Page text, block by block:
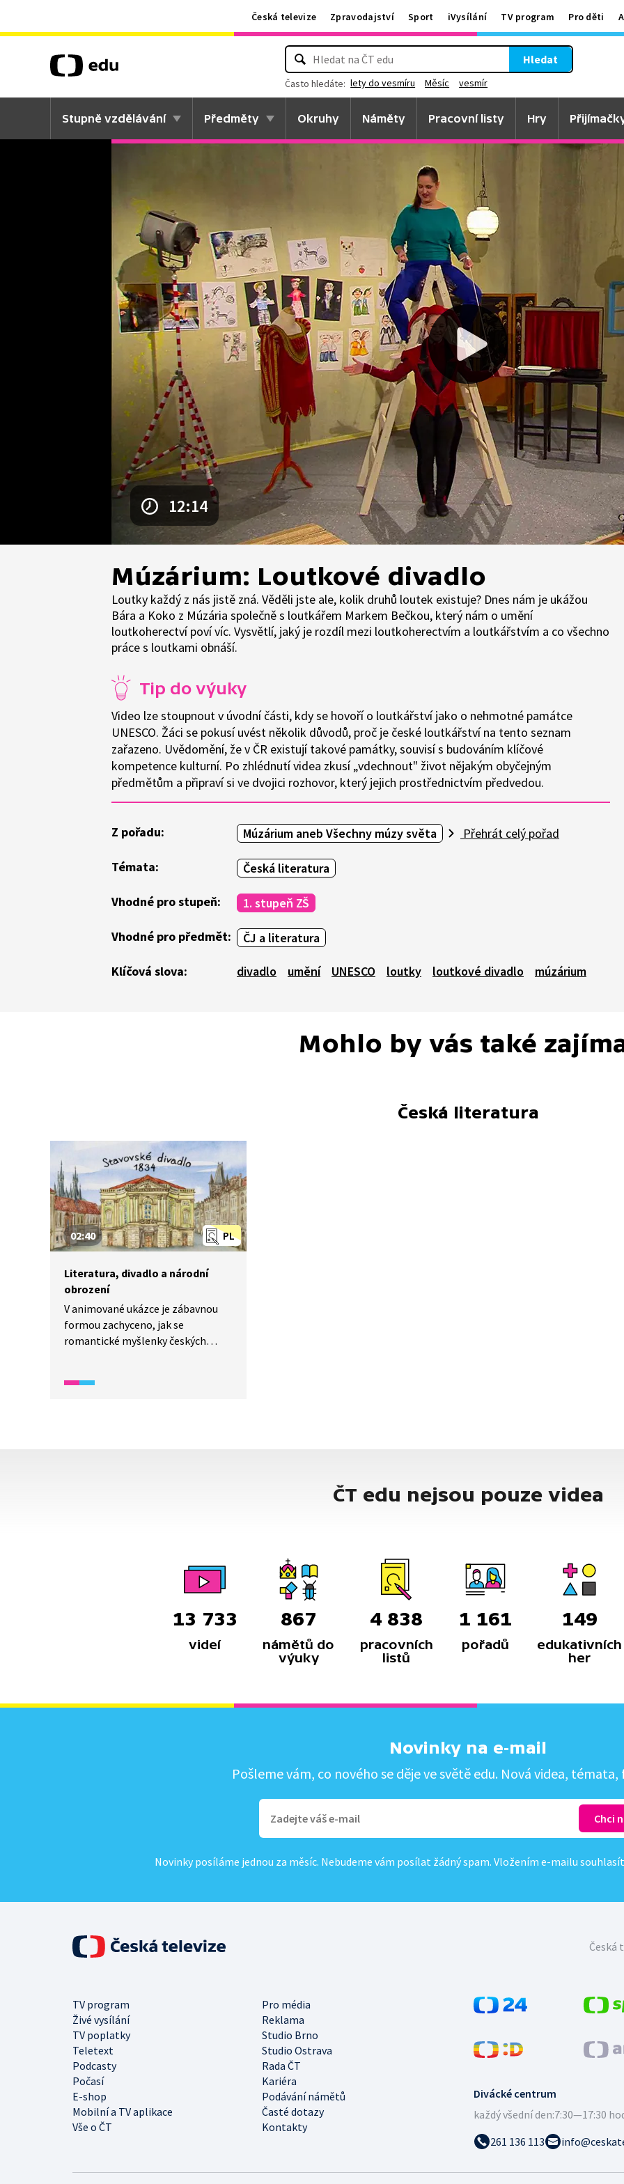
Česká televize Zpravodajství Sport iVysílání TV program Pro děti
Hledat
Často hledáte: lety do vesmíru Měsíc vesmír
Stupně vzdělávání Předměty Okruhy Náměty Pracovní listy Hry
12:14
Múzárium: Loutkové divadlo
Loutky každý z nás jistě zná. Věděli jste ale, kolik druhů loutek existuje? Dnes nám je ukážou
Bára a Koko z Múzária společně s loutkářem Markem Bečkou, který nám o umění
loutkoherectví poví víc. Vysvětlí, jaký je rozdíl mezi loutkoherectvím a loutkářstvím a co všechno
práce s loutkami obnáší.
Tip do výuky
Video lze stoupnout v úvodní části, kdy se hovoří o loutkářství jako o nehmotné památce
UNESCO. Žáci se pokusí uvést několik důvodů, proč je české loutkářství na tento seznam
zařazeno. Uvědomění, že v ČR existují takové památky, souvisí s budováním klíčové
kompetence kulturní. Po zhlédnutí videa zkusí „vdechnout" život nějakým obyčejným
předmětům a připraví si ve dvojici rozhovor, který jejich prostřednictvím předvedou.
Z pořadu: Múzárium aneb Všechny múzy světa Přehrát celý pořad
Témata: Česká literatura
Vhodné pro stupeň: 1. stupeň ZŠ
Vhodné pro předmět: ČJ a literatura
Klíčová slova: divadlo umění UNESCO loutky loutkové divadlo múzárium
Mohlo by vás také
Česká literatura
PL
02:40
Literatura, divadlo a národní
obrození
V animované ukázce je zábavnou
formou zachyceno, jak se
romantické myšlenky českých
zejména kočovné divadlo v šíření
ČT edu nejsou pouze videa
13 733
videí
867
námětů do
výuky
4 838
pracovních
listů
1 161
pořadů
149
edukativních
her
Novinky na e-mail
Pošleme vám, co nového se děje ve světě edu. Nová videa, témata,
Novinky posíláme jednou za měsíc. Nebudeme vám posílat žádný spam. Vložením e-mailu